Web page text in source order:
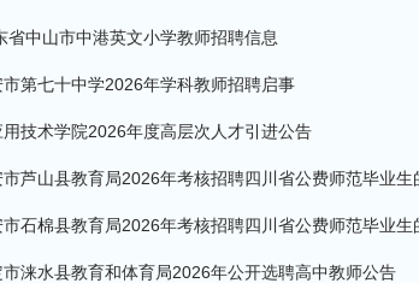
省中山市中港英文小学教师招聘信息
市第七十中学2026年学科教师招聘启事
技术学院2026年度高层次人才引进公告
市芦山县教育局2026年考核招聘四川省公费师范毕业生
市石棉县教育局2026年考核招聘四川省公费师范毕业生
涞水县教育和体育局2026年公开选聘高中教师公告